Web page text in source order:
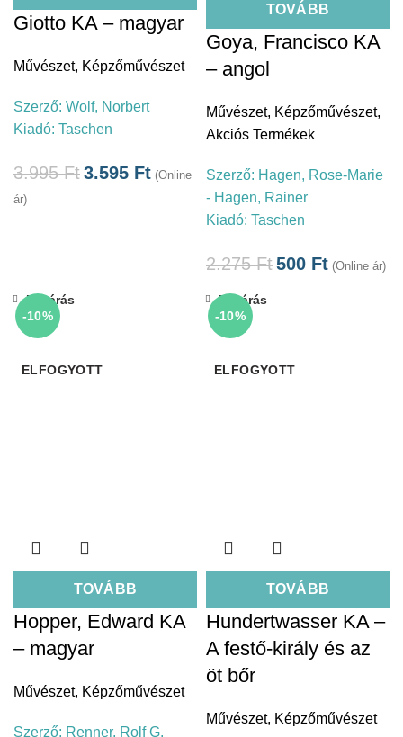
Giotto KA – magyar
Művészet, Képzőművészet
Szerző: Wolf, Norbert
Kiadó: Taschen
3.995Ft3.595 Ft (Online
ár)
TOVÁBB
Goya, Francisco KA
– angol
Művészet, Képzőművészet,
Akciós Termékek
Szerző: Hagen, Rose-Marie
- Hagen, Rainer
Kiadó: Taschen
2.275Ft500 Ft (Online ár)
-10%
ELFOGYOTT
TOVÁBB
Bezárás
Hopper, Edward KA
– magyar
Művészet, Képzőművészet
Szerző: Renner, Rolf G.
-10%
ELFOGYOTT
TOVÁBB
Bezárás
Hundertwasser KA –
A festő-király és az
öt bőr
Művészet, Képzőművészet